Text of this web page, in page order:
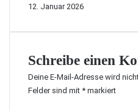
12. Januar 2026
Schreibe einen
Deine E-Mail-Adresse wird
Felder sind mit * markiert